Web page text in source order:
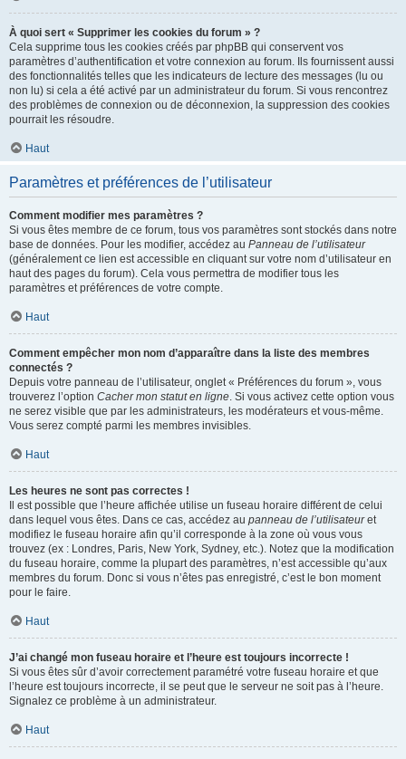
À quoi sert « Supprimer les cookies du forum » ?
Cela supprime tous les cookies créés par phpBB qui conservent vos
paramètres d’authentification et votre connexion au forum. Ils fournissent aussi
des fonctionnalités telles que les indicateurs de lecture des messages (lu ou
non lu) si cela a été activé par un administrateur du forum. Si vous rencontrez
des problèmes de connexion ou de déconnexion, la suppression des cookies
pourrait les résoudre.
Haut
Paramètres et préférences de l’utilisateur
Comment modifier mes paramètres ?
Si vous êtes membre de ce forum, tous vos paramètres sont stockés dans notre
base de données. Pour les modifier, accédez au Panneau de l’utilisateur
(généralement ce lien est accessible en cliquant sur votre nom d’utilisateur en
haut des pages du forum). Cela vous permettra de modifier tous les
paramètres et préférences de votre compte.
Haut
Comment empêcher mon nom d’apparaître dans la liste des membres
connectés ?
Depuis votre panneau de l’utilisateur, onglet « Préférences du forum », vous
trouverez l’option Cacher mon statut en ligne. Si vous activez cette option vous
ne serez visible que par les administrateurs, les modérateurs et vous-même.
Vous serez compté parmi les membres invisibles.
Haut
Les heures ne sont pas correctes !
Il est possible que l’heure affichée utilise un fuseau horaire différent de celui
dans lequel vous êtes. Dans ce cas, accédez au panneau de l’utilisateuret
modifiez le fuseau horaire afin qu’il corresponde à la zone où vous vous
trouvez (ex : Londres, Paris, New York, Sydney, etc.). Notez que la modification
du fuseau horaire, comme la plupart des paramètres, n’est accessible qu’aux
membres du forum. Donc si vous n’êtes pas enregistré, c’est le bon moment
pour le faire.
Haut
J’ai changé mon fuseau horaire et l’heure est toujours incorrecte !
Si vous êtes sûr d’avoir correctement paramétré votre fuseau horaire et que
l’heure est toujours incorrecte, il se peut que le serveur ne soit pas à l’heure.
Signalez ce problème à un administrateur.
Haut